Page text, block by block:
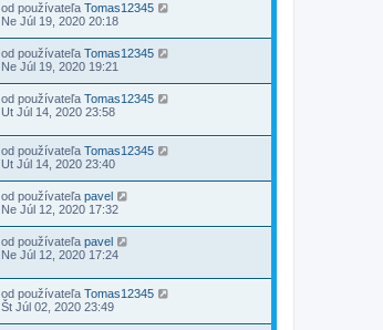
od používateľa Tomas12345
Ne Júl 19, 2020 20:18
od používateľa Tomas12345
Ne Júl 19, 2020 19:21
od používateľa Tomas12345
Ut Júl 14, 2020 23:58
od používateľa Tomas12345
Ut Júl 14, 2020 23:40
od používateľa pavel
Ne Júl 12, 2020 17:32
od používateľa pavel
Ne Júl 12, 2020 17:24
od používateľa Tomas12345
Št Júl 02, 2020 23:49